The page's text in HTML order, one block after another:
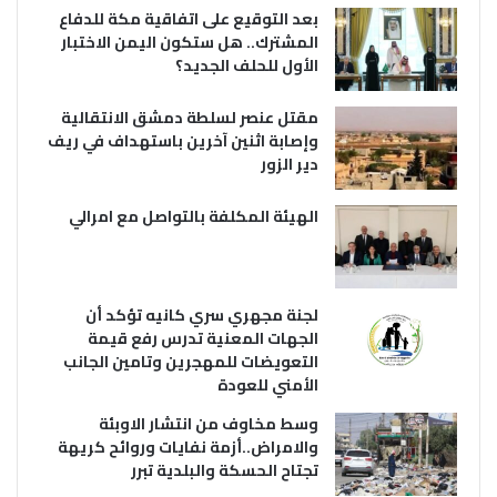
بعد التوقيع على اتفاقية مكة للدفاع
المشترك.. هل ستكون اليمن الاختبار
الأول للحلف الجديد؟
مقتل عنصر لسلطة دمشق الانتقالية
وإصابة اثنين آخرين باستهداف في ريف
دير الزور
الهيئة المكلفة بالتواصل مع امرالي
لجنة مجهري سري كانيه تؤكد أن
الجهات المعنية تدرس رفع قيمة
التعويضات للمهجرين وتامين الجانب
الأمني للعودة
وسط مخاوف من انتشار الاوبئة
والامراض..أزمة نفايات وروائح كريهة
تجتاح الحسكة والبلدية تبرر